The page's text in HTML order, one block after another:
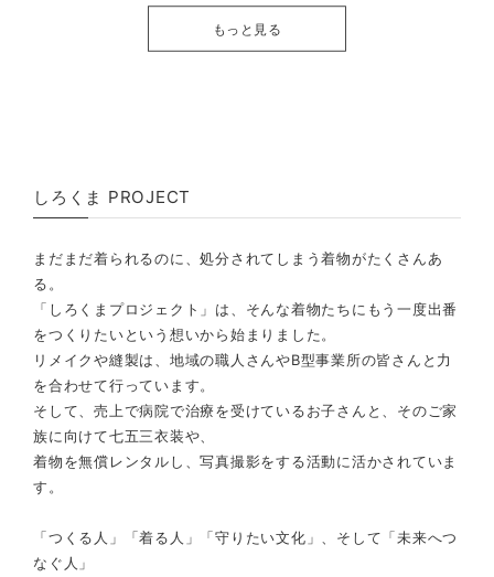
もっと見る
しろくま PROJECT
まだまだ着られるのに、処分されてしまう着物がたくさんあ
る。
「しろくまプロジェクト」は、そんな着物たちにもう一度出番
をつくりたいという想いから始まりました。
リメイクや縫製は、地域の職人さんやB型事業所の皆さんと力
を合わせて行っています。
そして、売上で病院で治療を受けているお子さんと、そのご家
族に向けて七五三衣装や、
着物を無償レンタルし、写真撮影をする活動に活かされていま
す。
「つくる人」「着る人」「守りたい文化」、そして「未来へつ
なぐ人」